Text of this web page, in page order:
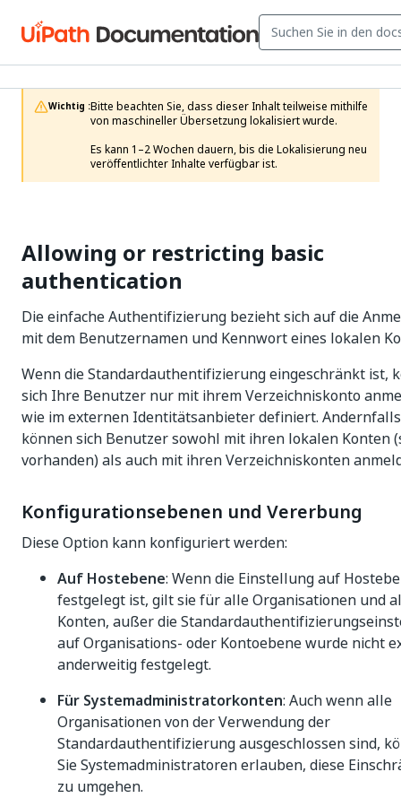
Wichtig :Bitte beachten Sie, dass dieser Inhalt teilweise mithilfe
von maschineller Übersetzung lokalisiert wurde.
Es kann 1–2 Wochen dauern, bis die Lokalisierung neu
veröffentlichter Inhalte verfügbar ist.
Allowing or restricting basic
authentication
Die einfache Authentifizierung bezieht sich auf die
mit dem Benutzernamen und Kennwort eines lokalen
Wenn die Standardauthentifizierung eingeschränkt ist,
sich Ihre Benutzer nur mit ihrem Verzeichniskonto
wie im externen Identitätsanbieter definiert. Andernfalls
können sich Benutzer sowohl mit ihren lokalen Konten
vorhanden) als auch mit ihren Verzeichniskonten
Konfigurationsebenen und Vererbung
Diese Option kann konfiguriert werden:
Auf Hostebene: Wenn die Einstellung auf
festgelegt ist, gilt sie für alle Organisationen und
Konten, außer die
auf Organisations- oder Kontoebene wurde nicht
anderweitig festgelegt.
Für Systemadministratorkonten: Auch wenn alle
Organisationen von der Verwendung der
Standardauthentifizierung ausgeschlossen sind,
Sie Systemadministratoren erlauben, diese
zu umgehen.